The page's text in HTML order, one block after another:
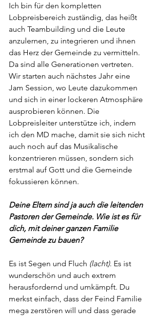
Ich bin für den kompletten
Lobpreisbereich zuständig, das heißt
auch Teambuilding und die Leute
anzulernen, zu integrieren und ihnen
das Herz der Gemeinde zu vermitteln.
Da sind alle Generationen vertreten.
Wir starten auch nächstes Jahr eine
Jam Session, wo Leute dazukommen
und sich in einer lockeren Atmosphäre
ausprobieren können. Die
Lobpreisleiter unterstütze ich, indem
ich den MD mache, damit sie sich nicht
auch noch auf das Musikalische
konzentrieren müssen, sondern sich
erstmal auf Gott und die Gemeinde
fokussieren können.
Deine Eltern sind ja auch die leitenden
Pastoren der Gemeinde. Wie ist es für
dich, mit deiner ganzen Familie
Gemeinde zu bauen?
Es ist Segen und Fluch (lacht). Es ist
wunderschön und auch extrem
herausfordernd und umkämpft. Du
merkst einfach, dass der Feind Familie
mega zerstören will und dass gerade